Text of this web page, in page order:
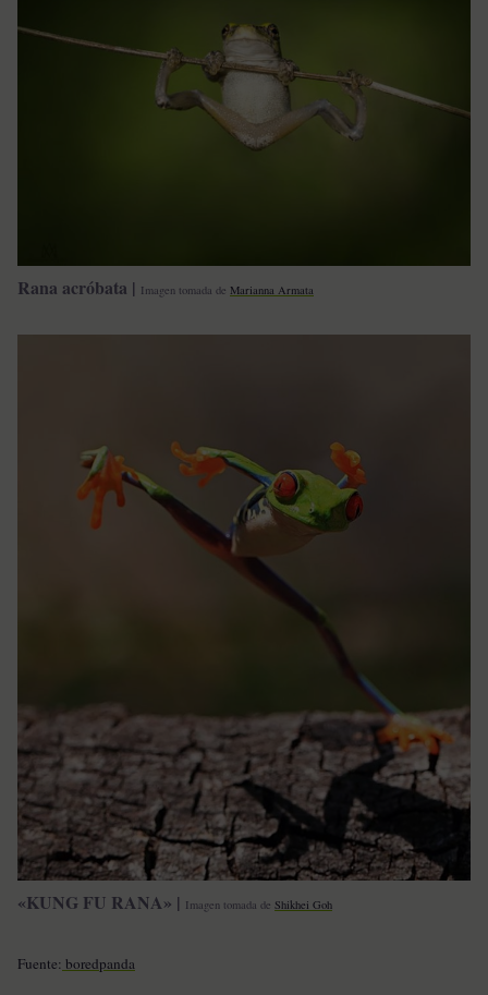
Rana acróbata | Imagen tomada de Marianna Armata
«KUNG FU RANA» | Imagen tomada de Shikhei Goh
Fuente: boredpanda